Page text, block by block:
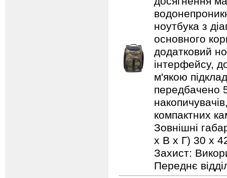
ноутбука з
основного
додатковий
інтерфейсу,
м'якою
передбачено 5
компактних
Зовнішні
х В х Г) 30 x
Захист:
Переднє